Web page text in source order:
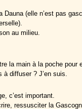
Dauna (elle n’est pas
au milieu.
la main à la poche pour
à diffuser ? J’en suis.
c’est important.
ressusciter la